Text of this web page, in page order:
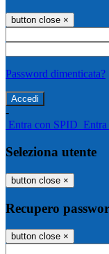
button close ×
Password dimenticata?
-
Entra con SPID
Seleziona utente
button close ×
Recupero
button close ×